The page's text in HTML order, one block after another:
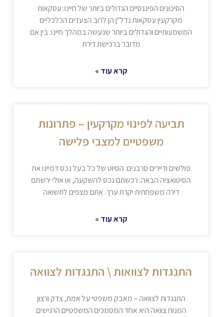
הסיכונים הפיננסיים הגדולים ביותר של חיינו: עסקאות
מקרקעין עסקאות נדל"ן הן לרוב הצעדים הכלכליים
המשמעותיים והגדולים ביותר שנעשה במהלך חיינו. בין אם
מדובר ברכישת דירת
קרא עוד »
תביעה לפינוי מקרקעין – פתרונות
משפטיים למצבי פלישה
פולשים ודיירים סרבנים: הסיוט של כל בעל נכס דמיינו את
הסיטואציה הבאה: רכשתם נכס להשקעה, או אולי ירשתם
דירה משפחתית יקרת ערך. אתם מצפים לתשואה
קרא עוד »
התנגדות לצוואות \ התנגדות לצוואה
התנגדות לצוואה – מאבק משפטי על אמת, צדק ורצון
המנוח צוואה היא אחד המסמכים המשפטיים הרגישים